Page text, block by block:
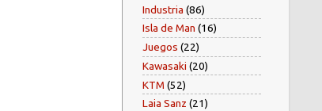
Industria (86)
Isla de Man (16)
Juegos (22)
Kawasaki (20)
KTM (52)
Laia Sanz (21)